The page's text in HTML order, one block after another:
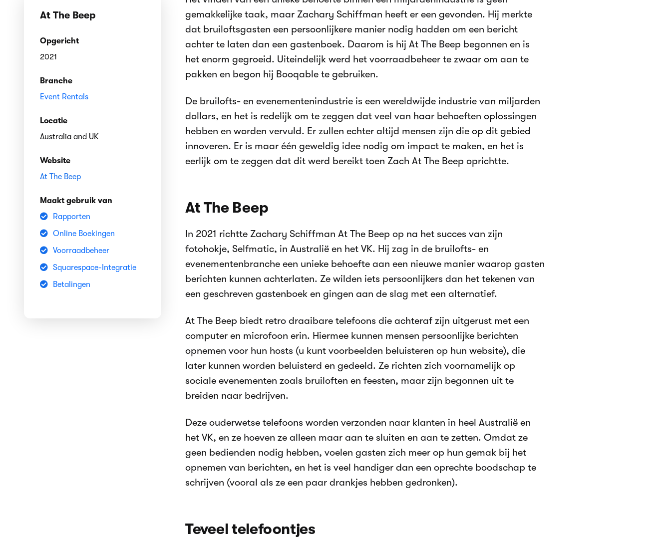
At The Beep
Opgericht
2021
Branche
Event Rentals
Locatie
Australia and UK
Website
At The Beep
Maakt gebruik van
Rapporten
Online Boekingen
Voorraadbeheer
Squarespace-Integratie
Betalingen
gemakkelijke taak, maar Zachary Schiffman heeft er een gevonden. Hij merkte
dat bruiloftsgasten een persoonlijkere manier nodig hadden om een bericht
achter te laten dan een gastenboek. Daarom is hij At The Beep begonnen en is
het enorm gegroeid. Uiteindelijk werd het voorraadbeheer te zwaar om aan te
pakken en begon hij Booqable te gebruiken.
De bruilofts- en evenementenindustrie is een wereldwijde industrie van miljarden
dollars, en het is redelijk om te zeggen dat veel van haar behoeften oplossingen
hebben en worden vervuld. Er zullen echter altijd mensen zijn die op dit gebied
innoveren. Er is maar één geweldig idee nodig om impact te maken, en het is
eerlijk om te zeggen dat dit werd bereikt toen Zach At The Beep oprichtte.
At The Beep
In 2021 richtte Zachary Schiffman At The Beep op na het succes van zijn
fotohokje, Selfmatic, in Australië en het VK. Hij zag in de bruilofts- en
evenementenbranche een unieke behoefte aan een nieuwe manier waarop gasten
berichten kunnen achterlaten. Ze wilden iets persoonlijkers dan het tekenen van
een geschreven gastenboek en gingen aan de slag met een alternatief.
At The Beep biedt retro draaibare telefoons die achteraf zijn uitgerust met een
computer en microfoon erin. Hiermee kunnen mensen persoonlijke berichten
opnemen voor hun hosts (u kunt voorbeelden beluisteren op hun website), die
later kunnen worden beluisterd en gedeeld. Ze richten zich voornamelijk op
sociale evenementen zoals bruiloften en feesten, maar zijn begonnen uit te
breiden naar bedrijven.
Deze ouderwetse telefoons worden verzonden naar klanten in heel Australië en
het VK, en ze hoeven ze alleen maar aan te sluiten en aan te zetten. Omdat ze
geen bedienden nodig hebben, voelen gasten zich meer op hun gemak bij het
opnemen van berichten, en het is veel handiger dan een oprechte boodschap te
schrijven (vooral als ze een paar drankjes hebben gedronken).
Teveel telefoontjes